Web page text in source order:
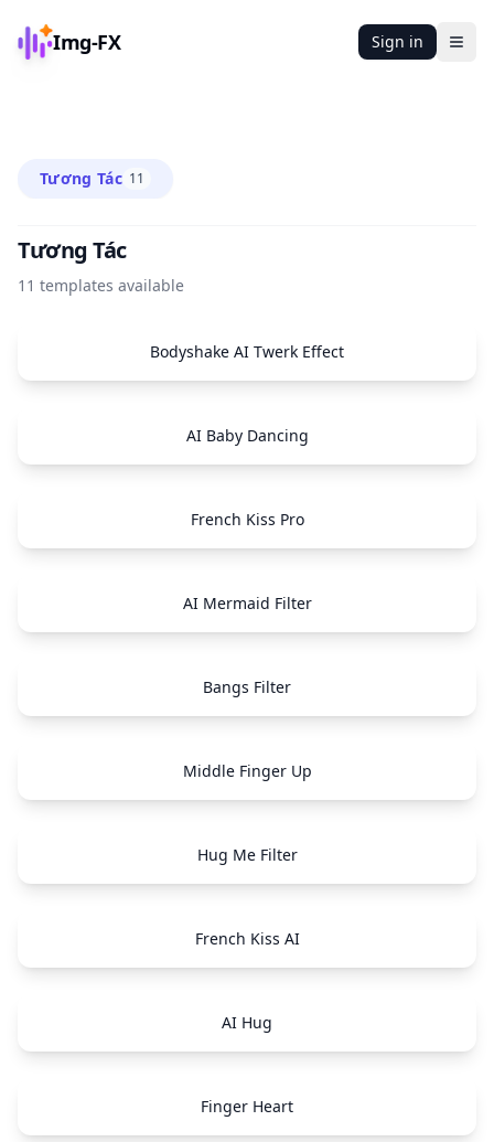
Img-FX Sign in
Tương Tác 11
Tương Tác
11 templates available
Bodyshake AI Twerk Effect
AI Baby Dancing
French Kiss Pro
AI Mermaid Filter
Bangs Filter
Middle Finger Up
Hug Me Filter
French Kiss AI
AI Hug
Finger Heart